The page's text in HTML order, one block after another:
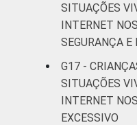
SITUAÇÕES
INTERNET
SEGURANÇA
G17 -
SITUAÇÕES
INTERNET
EXCESSIVO